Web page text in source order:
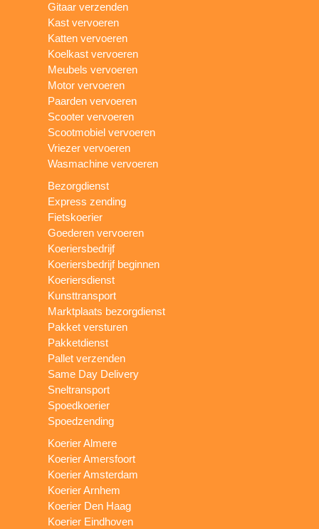
Gitaar verzenden
Kast vervoeren
Katten vervoeren
Koelkast vervoeren
Meubels vervoeren
Motor vervoeren
Paarden vervoeren
Scooter vervoeren
Scootmobiel vervoeren
Vriezer vervoeren
Wasmachine vervoeren
Bezorgdienst
Express zending
Fietskoerier
Goederen vervoeren
Koeriersbedrijf
Koeriersbedrijf beginnen
Koeriersdienst
Kunsttransport
Marktplaats bezorgdienst
Pakket versturen
Pakketdienst
Pallet verzenden
Same Day Delivery
Sneltransport
Spoedkoerier
Spoedzending
Koerier Almere
Koerier Amersfoort
Koerier Amsterdam
Koerier Arnhem
Koerier Den Haag
Koerier Eindhoven